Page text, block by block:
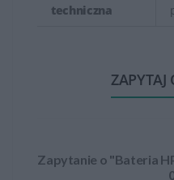
techniczna
Zapytanie o "Bateria